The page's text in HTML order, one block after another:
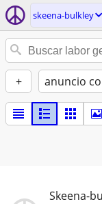
skeena-bulkley
+ anuncio
Skeena-